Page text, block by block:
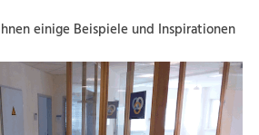
einige Beispiele und Inspirationen